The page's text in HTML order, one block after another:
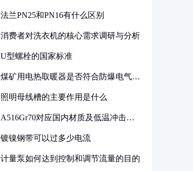
法兰PN25和PN16有什么区别
消费者对洗衣机的核心需求调研与分析
U型螺栓的国家标准
煤矿用电热取暖器是否符合防爆电气设
照明母线槽的主要作用是什么
A516Gr70对应国内材质及低温冲击要
镀镍钢带可以过多少电流
计量泵如何达到控制和调节流量的目的